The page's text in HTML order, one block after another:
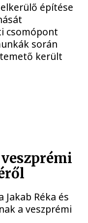
építése
csomópont
során
került
Réka és
a veszprémi